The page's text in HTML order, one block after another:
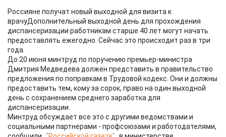
Россияне получат новый выходной для визита к
врачуДополнительный выходной день для прохождения
диспансеризации работникам старше 40 лет могут начать
предоставлять ежегодно. Сейчас это происходит раз в три
года.
До 20 июня минтруд по поручению премьер-министра
Дмитрия Медведева должен представить в правительство
предложения по поправкам в Трудовой кодекс. Они и должны
предоставить тем, кому за сорок, право на один выходной
день с сохранением среднего заработка для
диспансеризации.
Минтруд обсуждает все это с другими ведомствами и
социальными партнерами - профсоюзами и работодателями,